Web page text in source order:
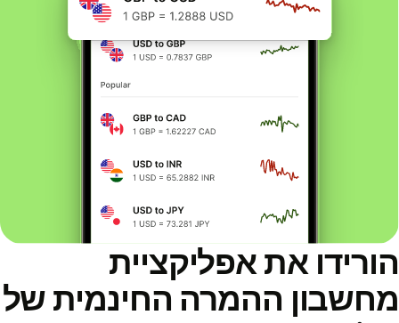
את אפליקציית
ההמרה החינמית של